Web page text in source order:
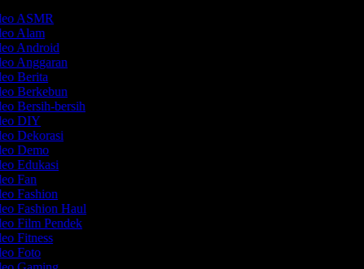
ASMR
Alam
Android
Anggaran
Berita
Berkebun
Bersih-bersih
DIY
Dekorasi
Demo
Edukasi
Fan
Fashion
Fashion Haul
Film Pendek
Fitness
Foto